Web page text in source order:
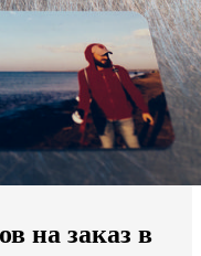
на заказ в